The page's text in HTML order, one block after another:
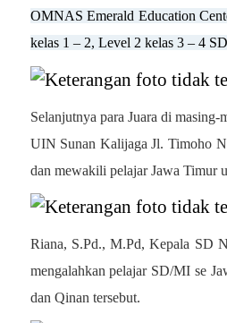
OMNAS Emerald Education
kelas 1 – 2, Level 2 kelas 3 – 4
Selanjutnya para Juara di masing-
UIN Sunan Kalijaga Jl. Timoho
dan mewakili pelajar Jawa Timur
Riana, S.Pd., M.Pd, Kepala SD
mengalahkan pelajar SD/MI se
dan Qinan tersebut.